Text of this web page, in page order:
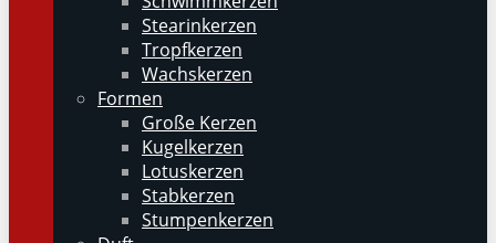
Stearinkerzen
Tropfkerzen
Wachskerzen
Formen
Große Kerzen
Kugelkerzen
Lotuskerzen
Stabkerzen
Stumpenkerzen